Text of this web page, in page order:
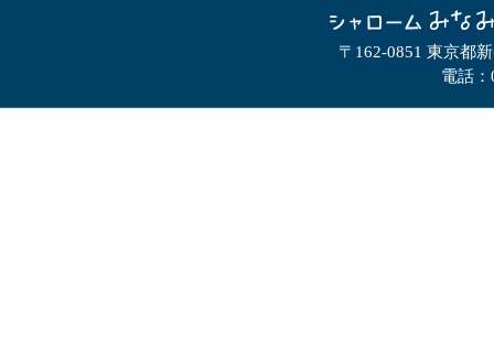
〒162-0851 東京都
電話